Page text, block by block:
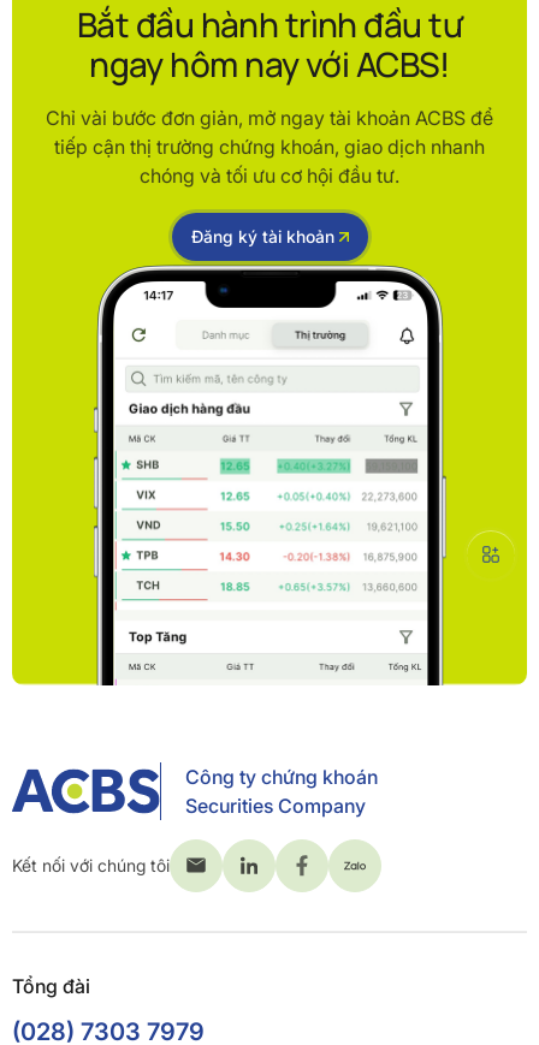
Bắt đầu hành trình đầu tư
ngay hôm nay với ACBS!
Chỉ vài bước đơn giản, mở ngay tài khoản ACBS để
tiếp cận thị trường chứng khoán, giao dịch nhanh
chóng và tối ưu cơ hội đầu tư.
Đăng ký tài khoản
Công ty chứng khoán
Securities Company
Kết nối với chúng tôi
Tổng đài
(028) 7303 7979